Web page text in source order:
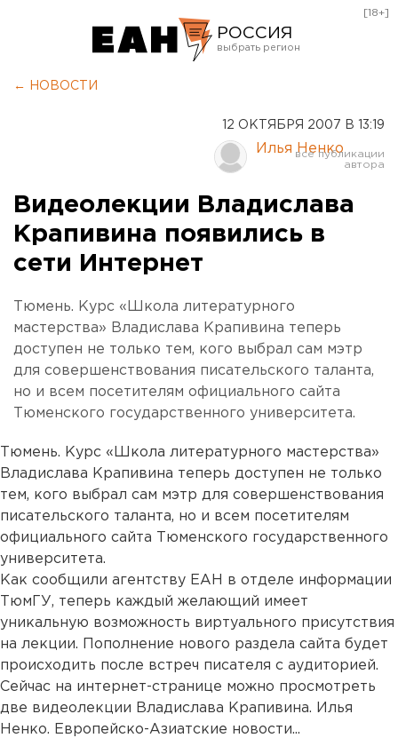
РОССИЯ
Курган
Оренбург
[18+]
← НОВОСТИ
12 ОКТЯБРЯ 2007 В 13:19
Илья Ненко
Видеолекции Владислава
Крапивина появились в
сети Интернет
Тюмень. Курс «Школа литературного
мастерства» Владислава Крапивина теперь
доступен не только тем, кого выбрал сам мэтр
для совершенствования писательского таланта,
но и всем посетителям официального сайта
Тюменского государственного университета.
Тюмень. Курс «Школа литературного мастерства»
Владислава Крапивина теперь доступен не только
тем, кого выбрал сам мэтр для совершенствования
писательского таланта, но и всем посетителям
официального сайта Тюменского государственного
университета.
Как сообщили агентству ЕАН в отделе информации
ТюмГУ, теперь каждый желающий имеет
уникальную возможность виртуального присутствия
на лекции. Пополнение нового раздела сайта будет
происходить после встреч писателя с аудиторией.
Сейчас на интернет-странице можно просмотреть
две видеолекции Владислава Крапивина. Илья
Ненко. Европейско-Азиатские новости...